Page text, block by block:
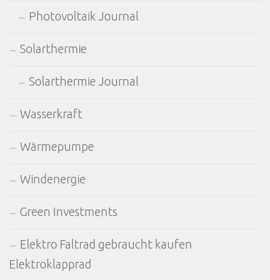
Photovoltaik Journal
Solarthermie
Solarthermie Journal
Wasserkraft
Wärmepumpe
Windenergie
Green Investments
Elektro Faltrad gebraucht kaufen
Elektroklapprad